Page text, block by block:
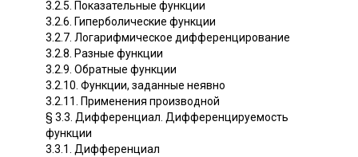
3.2.5. Показательные функции
3.2.6. Гиперболические функции
3.2.7. Логарифмическое дифференцирование
3.2.8. Разные функции
3.2.9. Обратные функции
3.2.10. Функции, заданные неявно
3.2.11. Применения производной
§ 3.3. Дифференциал. Дифференцируемость
функции
3.3.1. Дифференциал